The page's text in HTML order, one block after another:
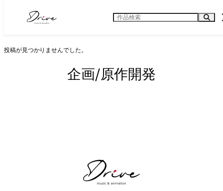
キ
検
投稿が見つかりませんでした。
企画/原作開発